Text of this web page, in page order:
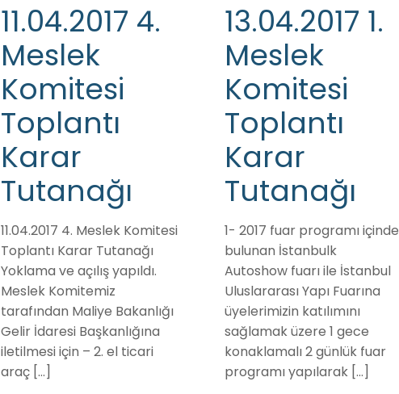
11.04.2017 4.
Meslek
Komitesi
Toplantı
Karar
Tutanağı
11.04.2017 4. Meslek Komitesi
Toplantı Karar Tutanağı
Yoklama ve açılış yapıldı.
Meslek Komitemiz
tarafından Maliye Bakanlığı
Gelir İdaresi Başkanlığına
iletilmesi için – 2. el ticari
araç[…]
13.04.2017 1.
Meslek
Komitesi
Toplantı
Karar
Tutanağı
1- 2017 fuar programı içinde
bulunan İstanbulk
Autoshow fuarı ile İstanbul
Uluslararası Yapı Fuarına
üyelerimizin katılımını
sağlamak üzere 1 gece
konaklamalı 2 günlük fuar
programı yapılarak[…]